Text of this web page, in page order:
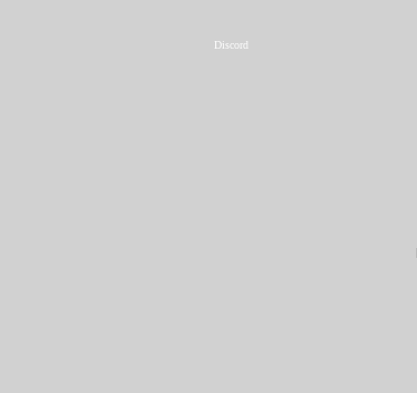
Discord